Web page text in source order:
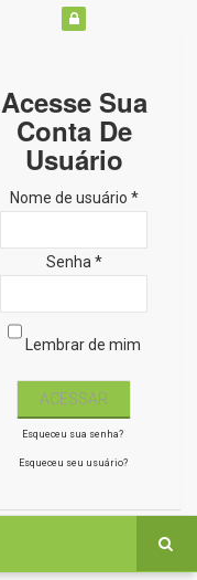
Acesse Sua
Conta De
Usuário
Nome de usuário *
Senha *
Lembrar de mim
Esqueceu sua senha?
Esqueceu seu usuário?